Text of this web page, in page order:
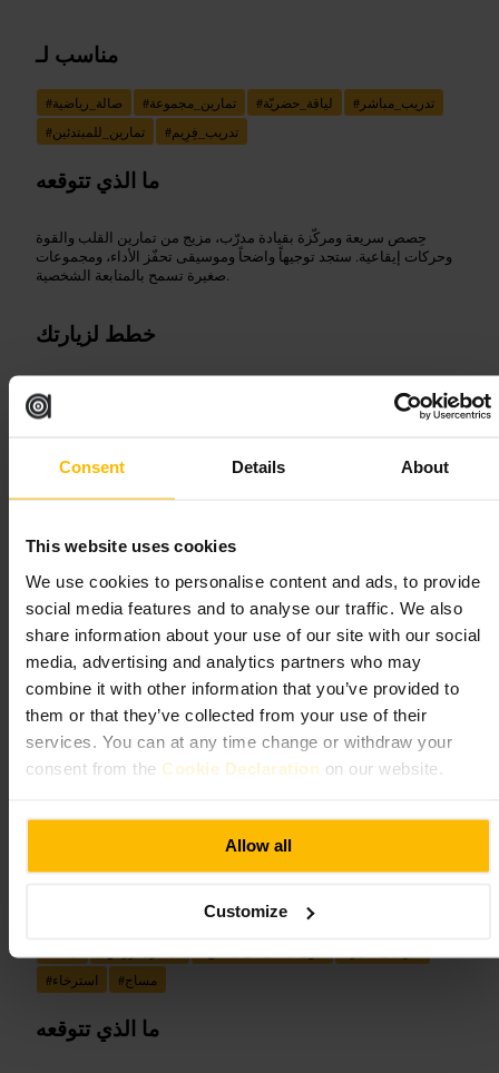
Consent Details About
This website uses cookies
We use cookies to personalise content and ads, to provide
social media features and to analyse our traffic. We also
share information about your use of our site with our social
media, advertising and analytics partners who may
combine it with other information that you’ve provided to
them or that they’ve collected from your use of their
services. You can at any time change or withdraw your
consent from the Cookie Declaration on our website.
Allow all
Customize
مناسب لـ
#صالة_رياضية #تمارين_مجموعة #لياقة_حضريّة # تدريب_مباشر
#تمارين_للمبتدئين #تدريب_فِرِيم
ما الذي تتوقعه
حِصص سريعة ومركّزة بقيادة مدرّب، مزيج من تمارين القلب والقوة
وحركات إيقاعية. ستجد توجيهاً واضحاً وموسيقى تحفّز الأداء، ومجموعات
صغيرة تسمح بالمتابعة الشخصية.
خطط لزيارتك
احجز مكانك قبل الزيارة، خاصة لحصص المساء. حضّر ملابس تدريب
وعلّبة ماء ومنشفة صغيرة. وصل قبل 10 دقائق للاطلاع على مستوى
S، المملكة المتحدة
تين هيلث آند فيتنِس كينغز كروس
٤٫٦
الصورة /Ten Health & Fitness
والعناية بعد التمرين”
#استرخاء #مساج
ما الذي تتوقعه